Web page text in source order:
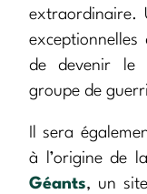
extraordinaire.
de devenir le
groupe de
Il sera
à l’origine de
Géants, un